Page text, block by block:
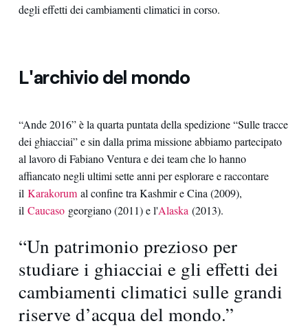
degli effetti dei cambiamenti climatici in corso.
L'archivio del mondo
“Ande 2016” è la quarta puntata della spedizione “Sulle tracce
dei ghiacciai” e sin dalla prima missione abbiamo partecipato
al lavoro di Fabiano Ventura e dei team che lo hanno
affiancato negli ultimi sette anni per esplorare e raccontare
il Karakorumal confine tra Kashmir e Cina (2009),
il Caucasogeorgiano (2011) e l'Alaska (2013).
“Un patrimonio prezioso per
studiare i ghiacciai e gli effetti dei
cambiamenti climatici sulle grandi
riserve d’acqua del mondo.”